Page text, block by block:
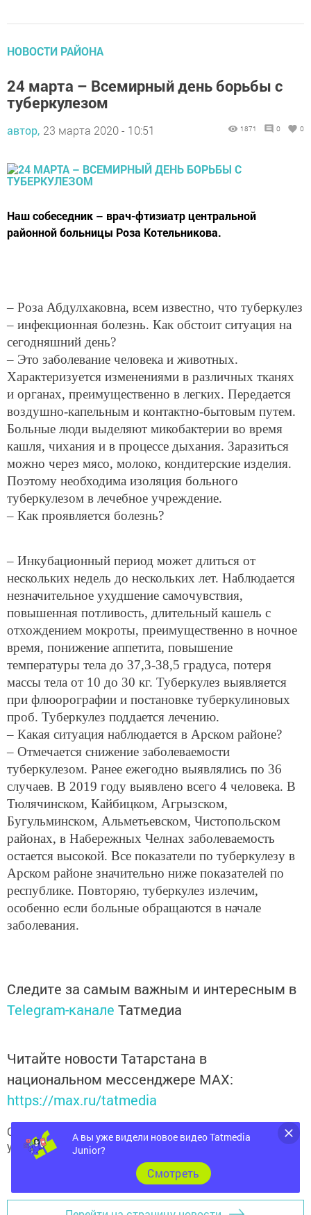
НОВОСТИ РАЙОНА
24 марта – Всемирный день борьбы с
туберкулезом
автор, 23 марта 2020 - 10:51 1871 0 0
Наш собеседник – врач-фтизиатр центральной
районной больницы Роза Котельникова.
– Роза Абдулхаковна, всем известно, что туберкулез
– инфекционная болезнь. Как обстоит ситуация на
сегодняшний день?
– Это заболевание человека и животных.
Характеризуется изменениями в различных тканях
и органах, преимущественно в легких. Передается
воздушно-капельным и контактно-бытовым путем.
Больные люди выделяют микобактерии во время
кашля, чихания и в процессе дыхания. Заразиться
можно через мясо, молоко, кондитерские изделия.
Поэтому необходима изоляция больного
туберкулезом в лечебное учреждение.
– Как проявляется болезнь?
– Инкубационный период может длиться от
нескольких недель до нескольких лет. Наблюдается
незначительное ухудшение самочувствия,
повышенная потливость, длительный кашель с
отхождением мокроты, преимущественно в ночное
время, понижение аппетита, повышение
температуры тела до 37,3-38,5 градуса, потеря
массы тела от 10 до 30 кг. Туберкулез выявляется
при флюорографии и постановке туберкулиновых
проб. Туберкулез поддается лечению.
– Какая ситуация наблюдается в Арском районе?
– Отмечается снижение заболеваемости
туберкулезом. Ранее ежегодно выявлялись по 36
случаев. В 2019 году выявлено всего 4 человека. В
Тюлячинском, Кайбицком, Агрызском,
Бугульминском, Альметьевском, Чистопольском
районах, в Набережных Челнах заболеваемость
остается высокой. Все показатели по туберкулезу в
Арском районе значительно ниже показателей по
республике. Повторяю, туберкулез излечим,
особенно если больные обращаются в начале
заболевания.
Следите за самым важным и интересным в
Telegram-канале Татмедиа
Читайте новости Татарстана в
национальном мессенджере MАХ:
https://max.ru/tatmedia
Сейчас новости Арска и Арского района вы можете
узнать и в нашемTelegram-канале
А вы уже видели новое видео Tatmedia
Junior?
Cмотреть